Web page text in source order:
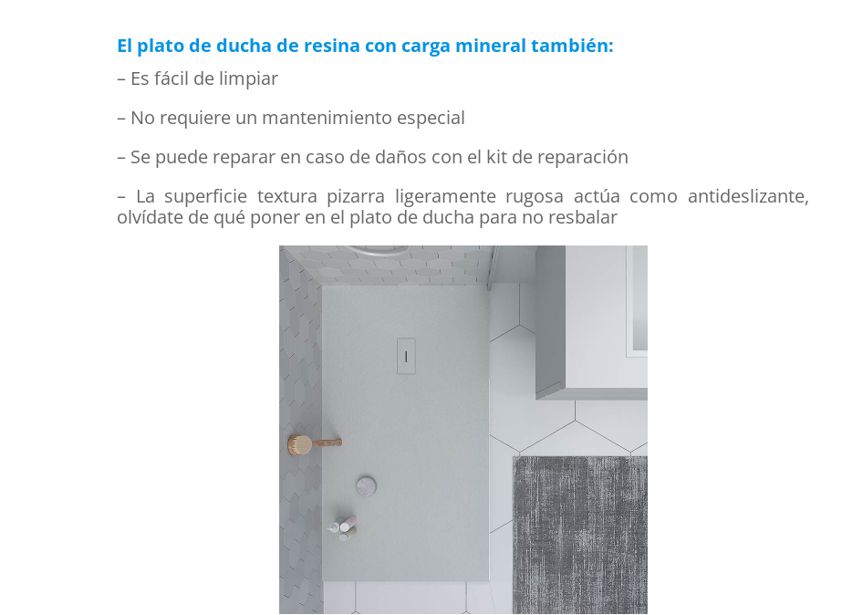
El plato de ducha de resina con carga mineral también:
– Es fácil de limpiar
– No requiere un mantenimiento especial
– Se puede reparar en caso de daños con el kit de reparación
– La superficie textura pizarra ligeramente rugosa actúa como antideslizante,
olvídate de qué poner en el plato de ducha para no resbalar